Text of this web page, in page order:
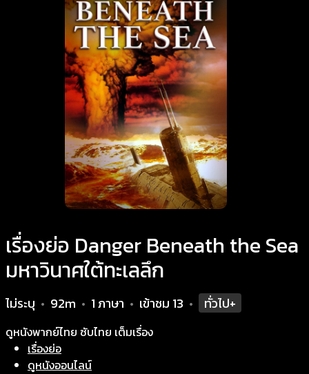
เรื่องย่อ Danger Beneath the Sea
มหาวินาศใต้ทะเลลึก
ไม่ระบุ • 92m • 1 ภาษา • เข้าชม 13 • ทั่วไป+
ดูหนังพากย์ไทย ซับไทย เต็มเรื่อง
เรื่องย่อ
ดูหนังออนไลน์